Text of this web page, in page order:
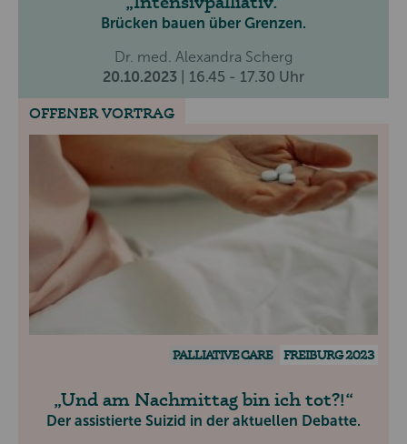
Brücken bauen über Grenzen.
Dr. med. Alexandra Scherg
20.10.2023
| 16.45 - 17.30 Uhr
OFFENER VORTRAG
PALLIATIVE CARE FREIBURG 2023
Und am Nachmittag bin ich tot?!
Der assistierte Suizid in der aktuellen Debatte.